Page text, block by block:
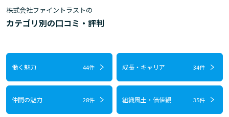
株式会社ファイントラストの
カテゴリ別の口コミ・評判
働く魅力 44件 成長・キャリア 34件
仲間の魅力 28件 組織風土・価値観 35件